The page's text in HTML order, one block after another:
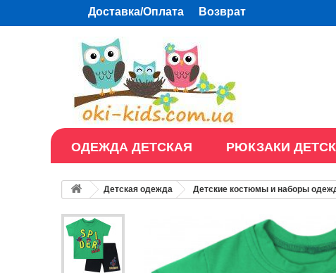
Доставка/Оплата Возврат
ОДЕЖДА ДЕТСКАЯ РЮКЗАКИ
Детская одежда Детские костюмы и наборы